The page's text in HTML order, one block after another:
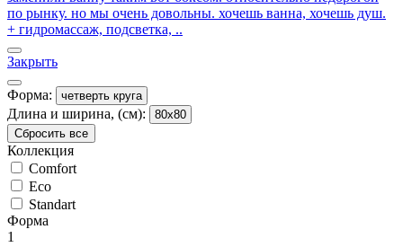
по рынку. но мы очень довольны. хочешь ванна, хочешь душ.
+ гидромассаж, подсветка, ..
Закрыть
Форма: четверть круга
Длина и ширина, (см):
80x80
Сбросить все
Коллекция
Comfort
Eco
Standart
Форма
1